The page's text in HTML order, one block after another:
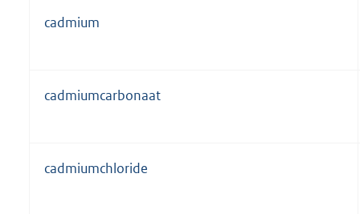
cadmium
cadmiumcarbonaat
cadmiumchloride